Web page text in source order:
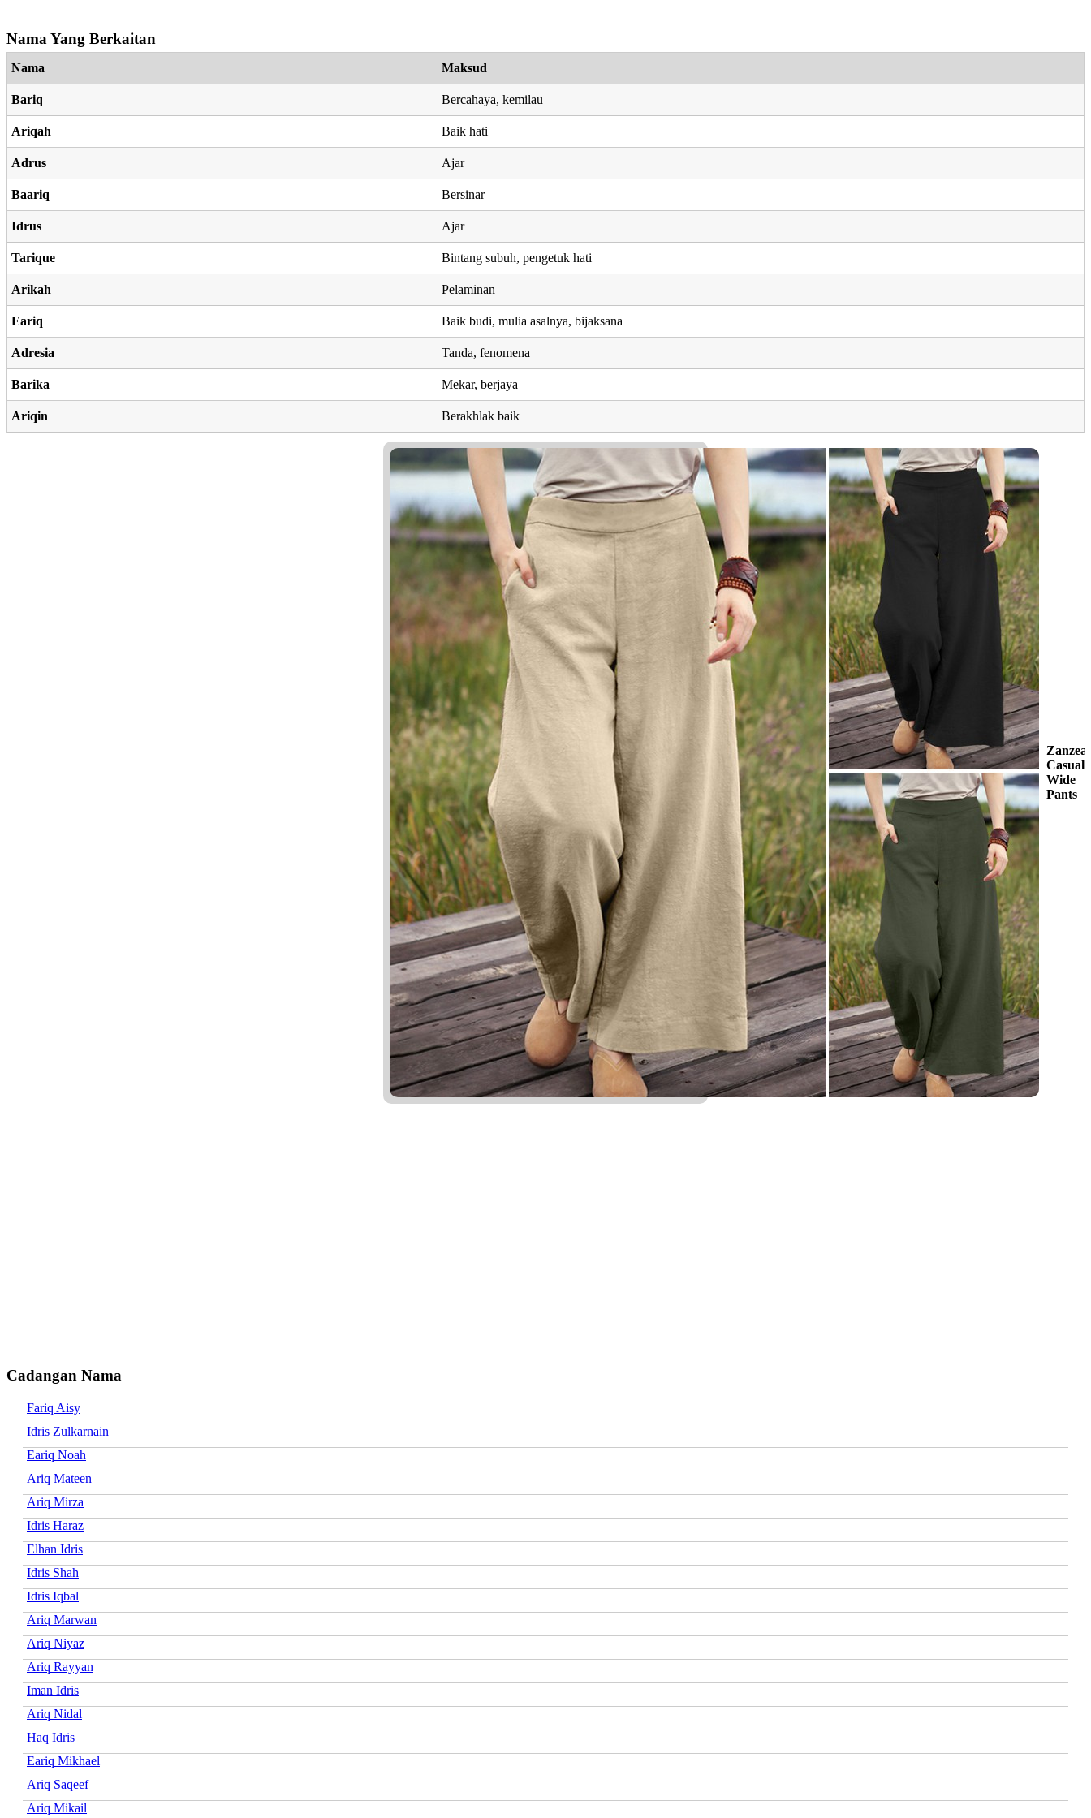
Nama Yang Berkaitan
Nama Maksud
Bariq Bercahaya, kemilau
Ariqah Baik hati
Adrus Ajar
Baariq Bersinar
Idrus Ajar
Tarique Bintang subuh, pengetuk hati
Arikah Pelaminan
Eariq Baik budi, mulia asalnya, bijaksana
Adresia Tanda, fenomena
Barika Mekar, berjaya
Ariqin Berakhlak baik
Zanzea
Casual
Wide
Pants
Cadangan Nama
Fariq Aisy
Idris Zulkarnain
Eariq Noah
Ariq Mateen
Ariq Mirza
Idris Haraz
Elhan Idris
Idris Shah
Idris Iqbal
Ariq Marwan
Ariq Niyaz
Ariq Rayyan
Iman Idris
Ariq Nidal
Haq Idris
Eariq Mikhael
Ariq Saqeef
Ariq Mikail